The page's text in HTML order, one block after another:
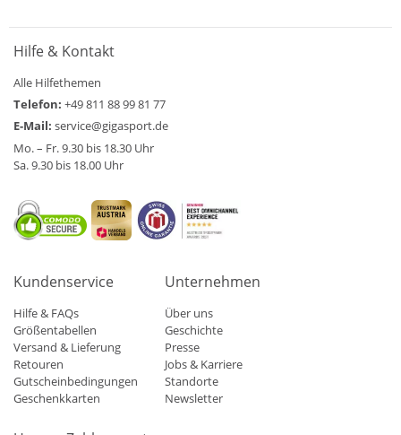
Hilfe & Kontakt
Alle Hilfethemen
Telefon: +49 811 88 99 81 77
E-Mail: service@gigasport.de
Mo. – Fr. 9.30 bis 18.30 Uhr
Sa. 9.30 bis 18.00 Uhr
Kundenservice
Hilfe & FAQs
Größentabellen
Versand & Lieferung
Retouren
Gutscheinbedingungen
Geschenkkarten
Unternehmen
Über uns
Geschichte
Presse
Jobs & Karriere
Standorte
Newsletter